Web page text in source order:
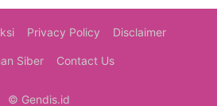
Privacy Policy Disclaimer
Siber Contact Us
© Gendis.id